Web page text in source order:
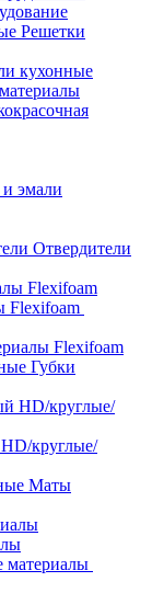
Решетки
кухонные
эмали
Отвердители
Flexifoam
Flexifoam
Губки
круглые/
Маты
материалы